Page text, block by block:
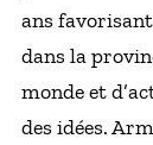
ans
dans la
monde et
des idées.